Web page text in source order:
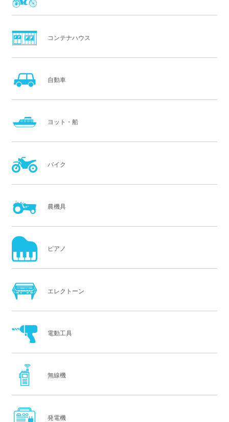
コンテナハウス
自動車
ヨット・船
バイク
農機具
ピアノ
エレクトーン
電動工具
無線機
発電機